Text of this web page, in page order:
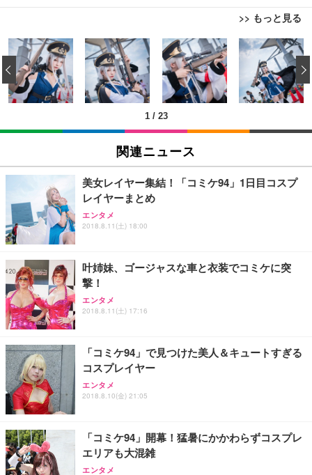
>> もっと見る
[EdoErgo] オフィスチェア 椅子 テレワーク 疲れな
い 跳ね上げ式アームレスト コンパクト 約105度ロッ
キング pc 事務椅子 360度回転 座面昇降 強化ナイロ
ン樹脂ベース 通気性メッシュ 在宅ワーク H-WY01
(黒網+黒枠+黒足)
￥5,699
SIHOO B100 オフィスチェア／デスクチェア メッシ
ュチェア 人間工学 疲れない ブラック
￥27,999
Sezlife オフィスチェア デスクチェア 疲れない テレ
ワーク チェア 強化バックレスト 30度ロッキング機
能 人間工学 椅子 腰サポート 90度跳ね上げ式アーム
務用 おしゃれ パソコンチェア (ブラック)
Sezlife オフィスチェア デスクチェア 疲れない テレ
ワーク チェア 強化バックレスト 30度ロッキング機
能 人間工学 椅子 腰サポート 90度跳ね上げ式アーム
務用 おしゃれ パソコンチェア (ホワイト)
ANDWINT オフィスチェア デスクチェア 肘なし メ
ッシュ 通気性 ランバーサポート付き 腰サポート ガ
ス圧無段階昇降 360度回転 キャスター付き コンパク
EIZO ビジネス向けプレミアムモニター | FlexScan
EV3240X-WT | 31.5型4K UHD・USB Type-C・ホワ
イト
￥105,595
EIZO ビジネス向けプレミアムモニター | FlexScan
￥109,572
【純正品】27"ゲーミングモニター DualSense 充電
フック付き（CFI-ZDM1J）
【整備済み品】Dell E2724HS 27インチ 液晶モニタ
ー フルHD（1920×1080）VA 非光沢 HDMI/DisplayP
ort/VGA スピーカー内蔵 高さ調整 スイベル VESA対
【MiniLED/24.5inch/280Hz/FHD】GRAPHT THE S
HOOTER Gaming Monitor 24” Essential ゲーミン
グモニター QD 24.5インチ 1ms FHD 量子ドット 残
Amazonベーシック ペットシーツ 薄型 レギュラー 1
回使い捨て 無香料 ホワイト 300枚
￥3,373
Amazonベーシック ペットシーツ 厚型 ワイド 42枚
x2袋(84枚) ホワイト(吸収面:ライトブルー)
￥3,234
ネオ・ルーライフ ネオ・オムツ L 中型犬用 26枚入
り 単品
Smart Basic(スマートベーシック) 【Amazon.co.jp
限定】 Smart Basic アイリスオーヤマ ペットシーツ
超厚型 お徳用 ワイド 100枚入 (x 1) (ケース販売)
アイリスオーヤマ ペットシーツ 超厚型 お徳用 レギ
ュラー 200枚入【Amazon.co.jp限定】
1/ 23
‹
関連ニュース
美女レイヤー集結！「コミケ94」1日目コスプ
レイヤーまとめ
エンタメ
2018.8.11(土) 18:00
叶姉妹、ゴージャスな車と衣装でコミケに突
撃！
エンタメ
2018.8.11(土) 17:16
「コミケ94」で見つけた美人＆キュートすぎる
コスプレイヤー
エンタメ
2018.8.10(金) 21:05
「コミケ94」開幕！猛暑にかかわらずコスプレ
エリアも大混雑
エンタメ